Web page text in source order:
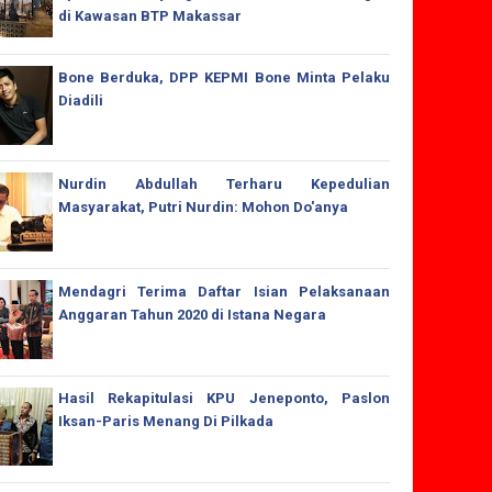
di Kawasan BTP Makassar
Bone Berduka, DPP KEPMI Bone Minta Pelaku
Diadili
Nurdin Abdullah Terharu Kepedulian
Masyarakat, Putri Nurdin: Mohon Do'anya
Mendagri Terima Daftar Isian Pelaksanaan
Anggaran Tahun 2020 di Istana Negara
Hasil Rekapitulasi KPU Jeneponto, Paslon
Iksan-Paris Menang Di Pilkada